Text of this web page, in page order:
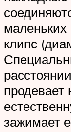
маленьких
клипс
зажимает